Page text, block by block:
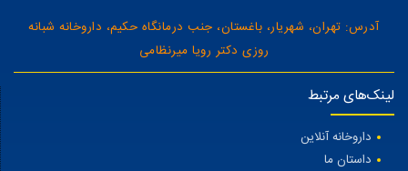
آدرس: تهران، شهریار، باغستان، جنب درمانگاه حکیم، داروخانه شبانه
روزی دکتر رویا میرنظامی
لینک‌های مرتبط
داروخانه آنلاین
داستان ما